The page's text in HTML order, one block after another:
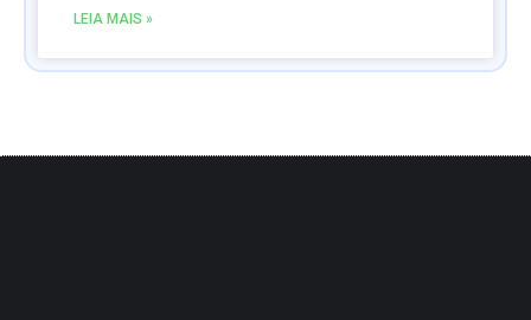
LEIA MAIS »